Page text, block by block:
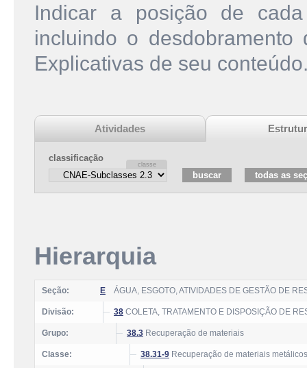
Indicar a posição de
incluindo o
Explicativas de seu
Atividades
classificação
Hierarquia
Seção: E ÁGUA, ESGOTO, ATIVIDADES DE GESTÃO DE
Divisão: 38 COLETA, TRATAMENTO E DISPOSIÇÃO DE
Grupo: 38.3 Recuperação de materiais
Classe: 38.31-9 Recuperação de materiais metálicos